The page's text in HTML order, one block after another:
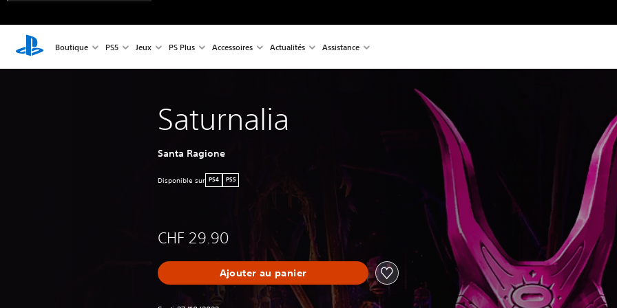
Boutique PS5 Jeux PS Plus Accessoires Actualités Assistance
Saturnalia
Santa Ragione
Disponible sur PS4 PS5
CHF 29.90
Ajouter au panier